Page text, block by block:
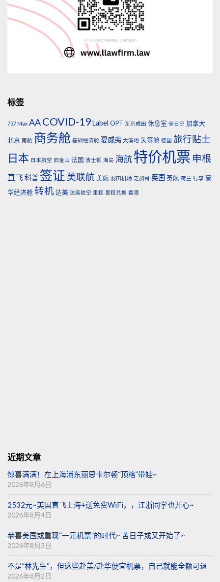
标签
737 Max AACOVID-19Label OPT 东京成田 休息室 全日空 加拿大
北京 南航 商务舱 基础经济舱 夏威夷 大溪地 头等舱 德国 旅行贴士
日本 日本航空 旧金山 法国 波士顿 海岛 海航特价机票 申根
直飞 科普 签证 美联航 美航 羽田机场 芝加哥 英国 英航 荷兰 行李 豪
华经济舱 转机达美 达美航空 里程 里程兑换 香港
近期文章
惊喜满满！在上海浦东丽思卡尔顿“顶格”带娃~
2026年8月6日
2532元~美国直飞上海+送免费WiFi，，江浙同学也开心~
2026年8月4日
恭喜美国或重现“一元机票”的时代~ 苦日子或又开始了~
2026年8月3日
不是”林先生“，但这些赴美/赴华便宜机票，自己就能全额可退
2026年8月2日